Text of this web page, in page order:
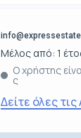
Μέλος από: 1
Ο χρήστης
ς
Δείτε όλες τις